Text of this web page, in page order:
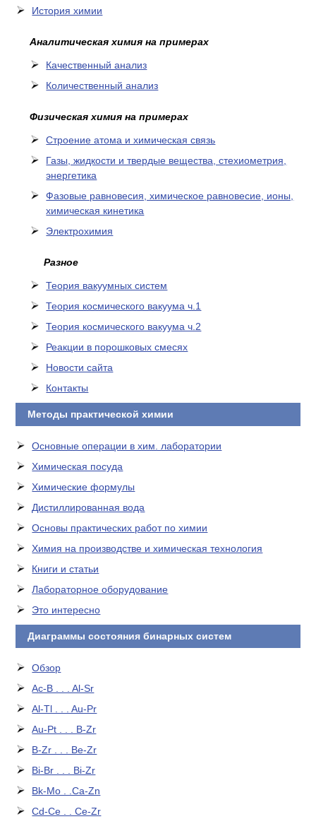
История химии
Аналитическая химия на примерах
Качественный анализ
Количественный анализ
Физическая химия на примерах
Cтроение атома и химическая связь
Газы, жидкости и твердые вещества, стехиометрия,
энергетика
Фазовые равновесия, химическое равновесие, ионы,
химическая кинетика
Электрохимия
Разное
Теория вакуумных систем
Теория космического вакуума ч.1
Теория космического вакуума ч.2
Реакции в порошковых смесях
Новости сайта
Контакты
Методы практической химии
Основные операции в хим. лаборатории
Химическая посуда
Химические формулы
Дистиллированная вода
Основы практических работ по химии
Химия на производстве и химическая технология
Книги и статьи
Лабораторное оборудование
Это интересно
Диаграммы состояния бинарных систем
Обзор
Ac-B . . . Al-Sr
Al-Tl . . . Au-Pr
Au-Pt . . . B-Zr
B-Zr . . . Be-Zr
Bi-Br . . . Bi-Zr
Bk-Mo . .Ca-Zn
Cd-Ce . . Ce-Zr